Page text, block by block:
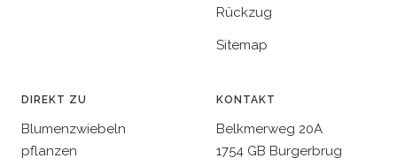
Rückzug
Sitemap
DIREKT ZU
Blumenzwiebeln
pflanzen
KONTAKT
Belkmerweg 20A
1754 GB Burgerbrug